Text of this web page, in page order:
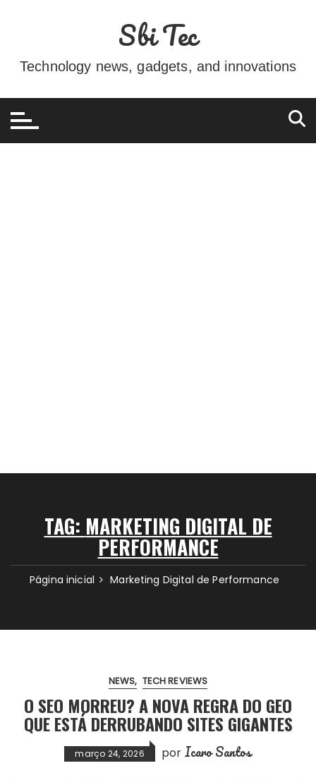
conteúdo
Sbi Tec
Technology news, gadgets, and innovations
TAG: MARKETING DIGITAL DE
PERFORMANCE
Página inicial Marketing Digital de Performance
NEWS TECH REVIEWS
O SEO MORREU? A NOVA REGRA DO GEO
QUE ESTÁ DERRUBANDO SITES GIGANTES
março 24, 2026 por Icaro Santos